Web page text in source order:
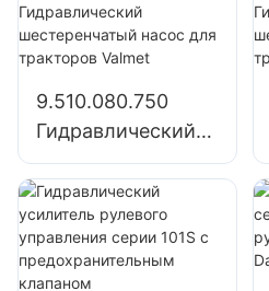
насос SJ21032 для
трактора John
1204/1354/6110B
9.510.080.750
Гидравлический
шестеренчатый
насос для
тракторов Valmet